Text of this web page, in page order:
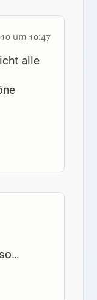
um 10:47
alle